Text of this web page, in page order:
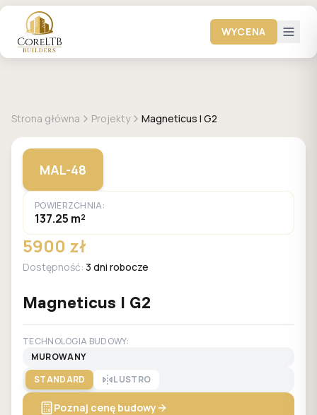
WYCENA
Strona główna Projekty Magneticus I G2
MAL-48
POWIERZCHNIA:
137.25 m²
5900 zł
Dostępność: 3 dni robocze
Magneticus I G2
TECHNOLOGIA BUDOWY:
MUROWANY
STANDARD
LUSTRO
Poznaj cenę budowy